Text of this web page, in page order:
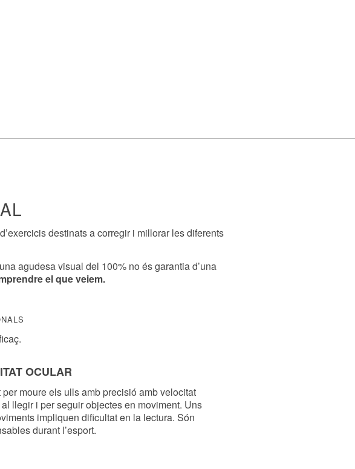
destinats a corregir i millorar les diferents
agudesa visual del 100% no és garantia d’una
el que veiem.
OCULAR
moure els ulls amb precisió amb velocitat
llegir i per seguir objectes en moviment. Uns
impliquen dificultat en la lectura. Són
durant l’esport.